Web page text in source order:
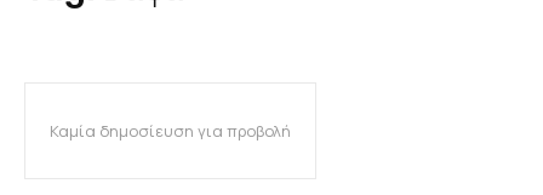
Καμία δημοσίευση για προβολή